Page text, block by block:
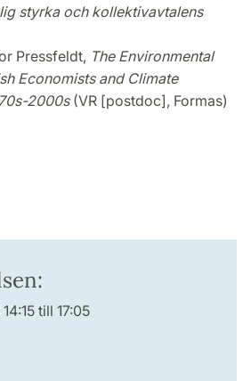
styrka och kollektivavtalens
Pressfeldt, The Environmental
Economists and Climate
2000s(VR [postdoc], Formas)
till 17:05